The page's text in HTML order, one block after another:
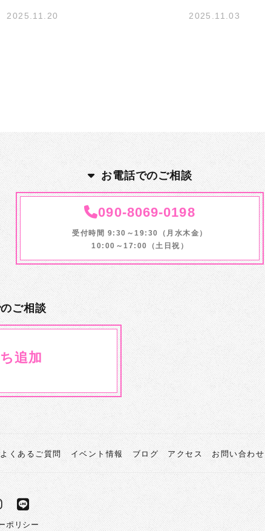
2025.11.20 2025.11.03
お電話でのご相談
090-8069-0198
受付時間 9:30～19:30（月水木金）
10:00～17:00（土日祝）
ご相談
追加
よくあるご質問 イベント情報 ブログ アクセス お問い合わせ
ポリシー